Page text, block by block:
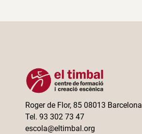
Roger de Flor, 85 08013 Barcelona
Tel. 93 302 73 47
escola@eltimbal.org